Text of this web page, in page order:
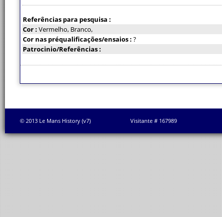
Referências para pesquisa :
Cor : Vermelho, Branco,
Cor nas préqualificações/ensaios : ?
Patrocinio/Referências :
© 2013 Le Mans History (v7) Visitante # 167989